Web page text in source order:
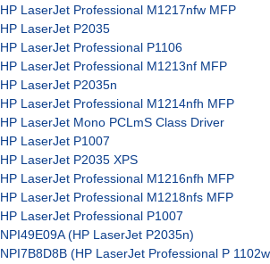
HP LaserJet Professional M1217nfw MFP
HP LaserJet P2035
HP LaserJet Professional P1106
HP LaserJet Professional M1213nf MFP
HP LaserJet P2035n
HP LaserJet Professional M1214nfh MFP
HP LaserJet Mono PCLmS Class Driver
HP LaserJet P1007
HP LaserJet P2035 XPS
HP LaserJet Professional M1216nfh MFP
HP LaserJet Professional M1218nfs MFP
HP LaserJet Professional P1007
NPI49E09A (HP LaserJet P2035n)
NPI7B8D8B (HP LaserJet Professional P